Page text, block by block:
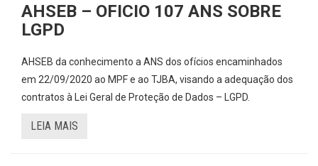
AHSEB – OFICIO 107 ANS SOBRE
LGPD
AHSEB da conhecimento a ANS dos ofícios encaminhados
em 22/09/2020 ao MPF e ao TJBA, visando a adequação dos
contratos à Lei Geral de Proteção de Dados – LGPD.
LEIA MAIS